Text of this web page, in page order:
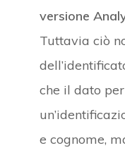
versione
Tuttavia ciò
che il dato
e cognome,